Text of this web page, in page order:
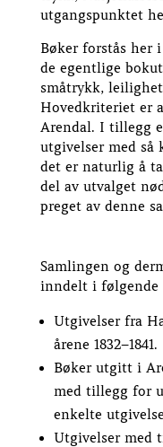
utgangspunktet
Bøker forstås her
de egentlige
småtrykk,
Hovedkriteriet er
Arendal. I tillegg
utgivelser med
det er naturlig å
del av utvalget
preget av denne
Samlingen og
inndelt i følgende
Utgivelser fra
årene 1832–1841.
Bøker utgitt i
med tillegg for
enkelte
Utgivelser